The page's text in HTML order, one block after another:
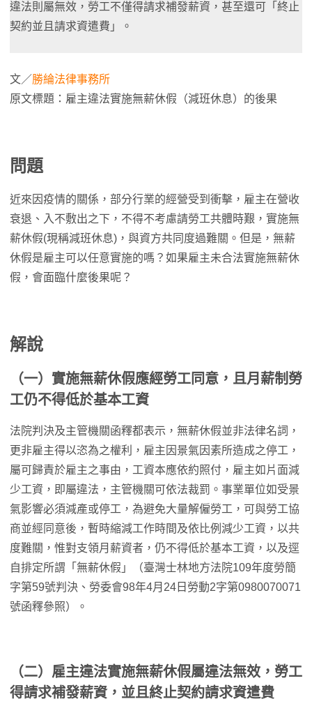
違法則屬無效，勞工不僅得請求補發薪資，甚至還可「終止
契約並且請求資遣費」。
文／勝綸法律事務所
原文標題：雇主違法實施無薪休假（減班休息）的後果
問題
近來因疫情的關係，部分行業的經營受到衝擊，雇主在營收
衰退、入不敷出之下，不得不考慮請勞工共體時艱，實施無
薪休假(現稱減班休息)，與資方共同度過難關。但是，無薪
休假是雇主可以任意實施的嗎？如果雇主未合法實施無薪休
假，會面臨什麼後果呢？
解說
（一）實施無薪休假應經勞工同意，且月薪制勞
工仍不得低於基本工資
法院判決及主管機關函釋都表示，無薪休假並非法律名詞，
更非雇主得以恣為之權利，雇主因景氣因素所造成之停工，
屬可歸責於雇主之事由，工資本應依約照付，雇主如片面減
少工資，即屬違法，主管機關可依法裁罰。事業單位如受景
氣影響必須減產或停工，為避免大量解僱勞工，可與勞工協
商並經同意後，暫時縮減工作時間及依比例減少工資，以共
度難關，惟對支領月薪資者，仍不得低於基本工資，以及逕
自排定所謂「無薪休假」（臺灣士林地方法院109年度勞簡
字第59號判決、勞委會98年4月24日勞動2字第0980070071
號函釋參照）。
（二）雇主違法實施無薪休假屬違法無效，勞工
得請求補發薪資，並且終止契約請求資遣費